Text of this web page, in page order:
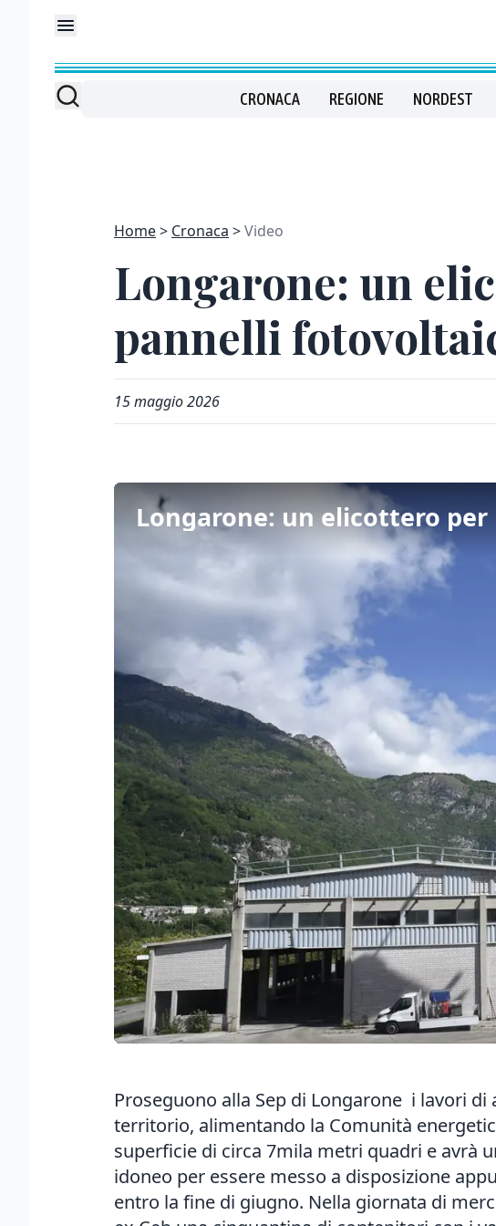
CRONACA REGIONE NORDEST
Home Cronaca Video
Longarone: un
pannelli
15 maggio 2026
Longarone: un elicottero
Proseguono alla Sep di Longarone i lavori
territorio, alimentando la Comunità
superficie di circa 7mila metri quadri e avrà
idoneo per essere messo a disposizione
entro la fine di giugno. Nella giornata di